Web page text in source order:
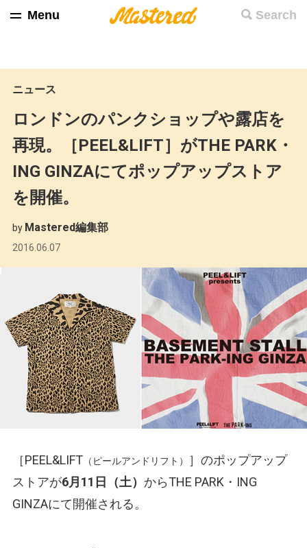
Search
Menu
ニュース
ロンドンのパンクショップや露店を
再現。［PEEL&LIFT］がTHE PARK・
ING GINZAにてポップアップストア
を開催。
by Mastered編集部
2016.06.07
［PEEL&LIFT （ピールアンドリフト）
］のポップアップ
ストアが6月11日（土） からTHE PARK・ING
GINZAにて開催される。